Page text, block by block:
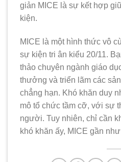
giản MICE là sự kết hợp
kiện.
MICE là một hình thức vô
sự kiện tri ân kiểu 20/11.
thảo chuyên ngành giáo
thưởng và triển lãm các
chẳng hạn. Khó khăn duy
mô tổ chức tầm cỡ, với sự
người. Tuy nhiên, chỉ cần
khó khăn ấy, MICE gần